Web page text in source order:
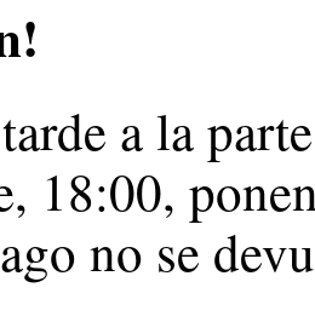
a la
18:00,
no se